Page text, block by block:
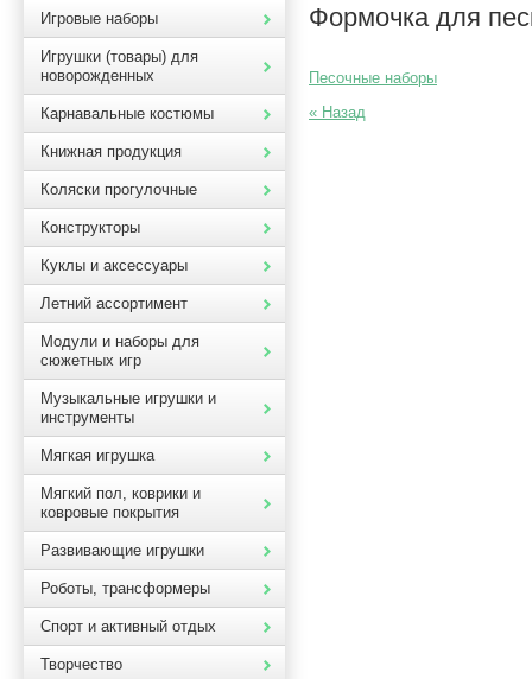
Игровые наборы
Игрушки (товары) для
новорожденных
Карнавальные костюмы
Книжная продукция
Коляски прогулочные
Конструкторы
Куклы и аксессуары
Летний ассортимент
Модули и наборы для
сюжетных игр
Музыкальные игрушки и
инструменты
Мягкая игрушка
Мягкий пол, коврики и
ковровые покрытия
Развивающие игрушки
Роботы, трансформеры
Спорт и активный отдых
Творчество
Формочка для
Песочные наборы
« Назад